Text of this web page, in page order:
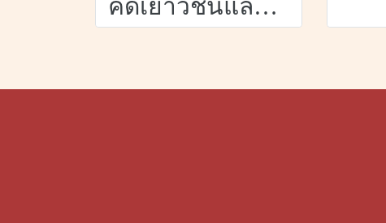
คดีเยาวชนและครอบครัว